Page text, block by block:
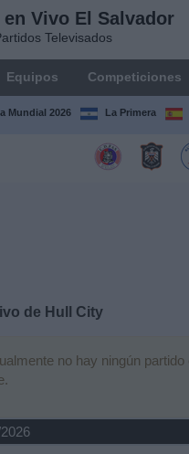
Vivo El Salvador
Televisados
Equipos Competiciones
Mundial 2026 La Primera
de Hull City
no hay ningún